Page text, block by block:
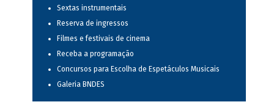
Sextas instrumentais
Reserva de ingressos
Filmes e festivais de cinema
Receba a programação
Concursos para Escolha de Espetáculos Musicais
Galeria BNDES